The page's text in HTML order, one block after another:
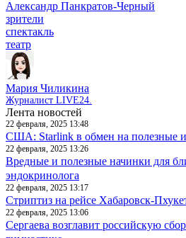
Александр Панкратов-Черный
зрители
спектакль
театр
Мария Чиликина
Журналист LIVE24.
Лента новостей
22 февраля, 2025 13:48
США: Starlink в обмен на полезные
22 февраля, 2025 13:26
Вредные и полезные начинки для
эндокринолога
22 февраля, 2025 13:17
Стриптиз на рейсе Хабаровск-
22 февраля, 2025 13:06
Сергаева возглавит российскую